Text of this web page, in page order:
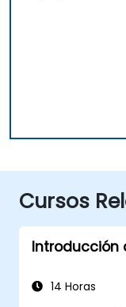
Cursos
Introducción
14 Horas